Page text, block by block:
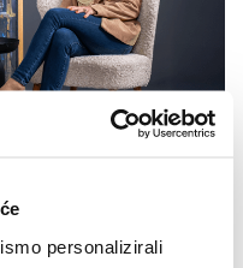
personalizirali